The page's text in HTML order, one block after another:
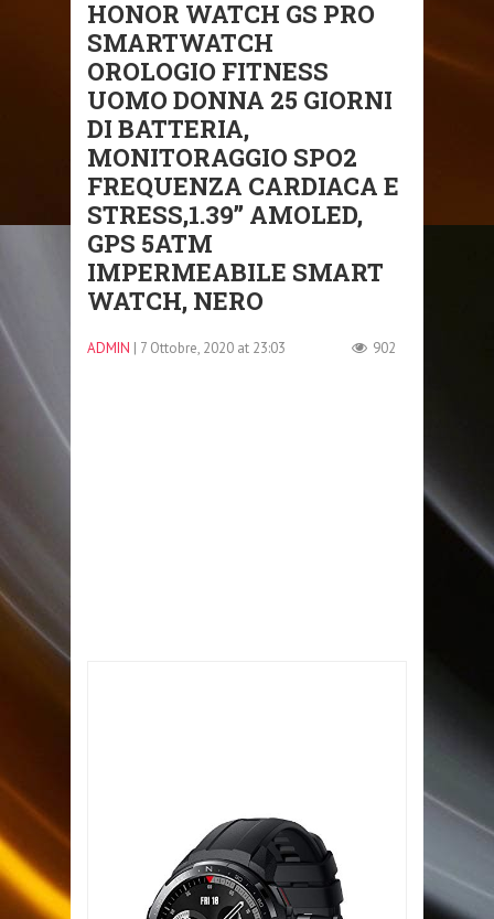
HONOR WATCH GS PRO
SMARTWATCH
OROLOGIO FITNESS
UOMO DONNA 25 GIORNI
DI BATTERIA,
MONITORAGGIO SPO2
FREQUENZA CARDIACA E
STRESS,1.39’’ AMOLED,
GPS 5ATM
IMPERMEABILE SMART
WATCH, NERO
ADMIN | 7 Ottobre, 2020 at 23:03 902